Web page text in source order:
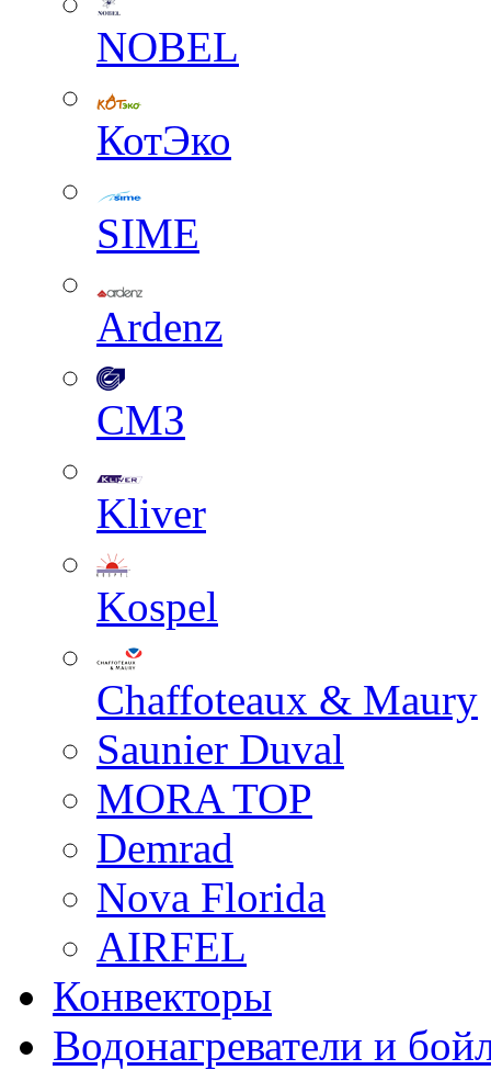
NOBEL
КотЭко
SIME
Ardenz
СМЗ
Kliver
Kospel
Chaffoteaux & Maury
Saunier Duval
MORA TOP
Demrad
Nova Florida
AIRFEL
Конвекторы
Водонагреватели и